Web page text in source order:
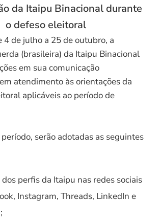
da Itaipu Binacional durante
o defeso eleitoral
4 de julho a 25 de outubro, a
(brasileira) da Itaipu Binacional
em sua comunicação
atendimento às orientações da
aplicáveis ao período de
serão adotadas as seguintes
dos perfis da Itaipu nas redes sociais
Instagram, Threads, LinkedIn e